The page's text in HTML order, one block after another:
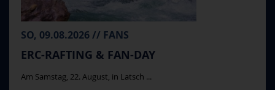
SO, 09.08.2026 // FANS
ERC-RAFTING & FAN-DAY
Am Samstag, 22. August, in Latsch ...